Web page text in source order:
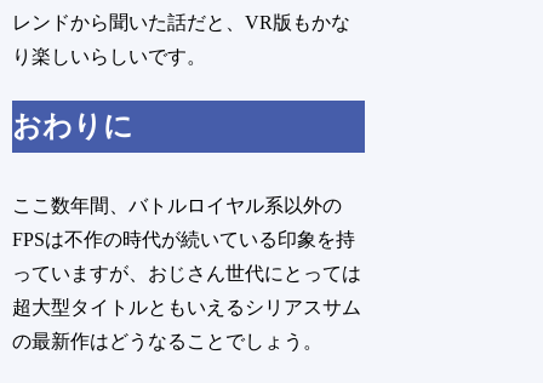
レンドから聞いた話だと、VR版もかな
り楽しいらしいです。
おわりに
ここ数年間、バトルロイヤル系以外の
FPSは不作の時代が続いている印象を持
っていますが、おじさん世代にとっては
超大型タイトルともいえるシリアスサム
の最新作はどうなることでしょう。